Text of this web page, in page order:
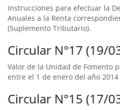
Instrucciones para efectuar la
Anuales a la Renta
(Suplemento Tributario).
Circular N°17 (19/
Valor de la Unidad de Fomento
entre el 1 de enero del año
Circular N°15 (17/